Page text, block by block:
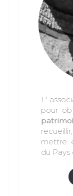
L'
pour
mettre
du Pays